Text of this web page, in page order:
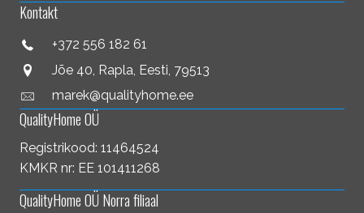
Kontakt
+372 556 182 61
Jõe 40, Rapla, Eesti, 79513
marek@qualityhome.ee
QualityHome OÜ
Registrikood: 11464524
KMKR nr: EE 101411268
QualityHome OÜ Norra filiaal